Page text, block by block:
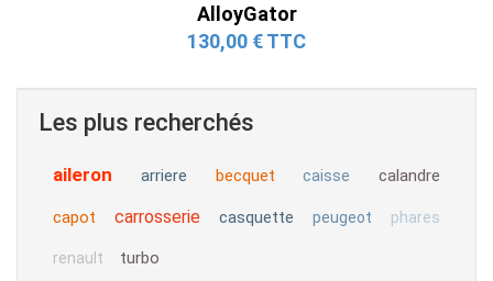
AlloyGator
130,00 € TTC
Les plus recherchés
aileron arriere becquet caisse calandre
capot carrosserie casquette peugeot phares
renault turbo